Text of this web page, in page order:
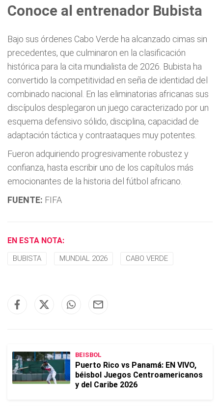
Conoce al entrenador Bubista
Bajo sus órdenes Cabo Verde ha alcanzado cimas sin
precedentes, que culminaron en la clasificación
histórica para la cita mundialista de 2026. Bubista ha
convertido la competitividad en seña de identidad del
combinado nacional. En las eliminatorias africanas sus
discípulos desplegaron un juego caracterizado por un
esquema defensivo sólido, disciplina, capacidad de
adaptación táctica y contraataques muy potentes.
Fueron adquiriendo progresivamente robustez y
confianza, hasta escribir uno de los capítulos más
emocionantes de la historia del fútbol africano.
FUENTE: FIFA
EN ESTA NOTA:
BUBISTA MUNDIAL 2026 CABO VERDE
BEISBOL
Puerto Rico vs Panamá: EN VIVO,
béisbol Juegos Centroamericanos
y del Caribe 2026